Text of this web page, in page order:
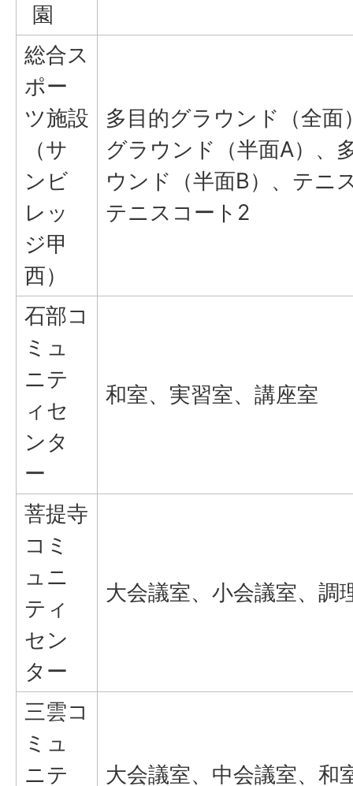
園
総合ス
ポー
ツ施設
（サ
ンビ
レッ
ジ甲
西）
多目的グラウンド（全面
グラウンド（半面A）、
ウンド（半面B）、テニ
テニスコート2
石部コ
ミュ
ニテ
ィセ
ンタ
ー
和室、実習室、講座室
菩提寺
コミ
ュニ
ティ
セン
ター
大会議室、小会議室、調
三雲コ
ミュ
ニテ
大会議室、中会議室、和